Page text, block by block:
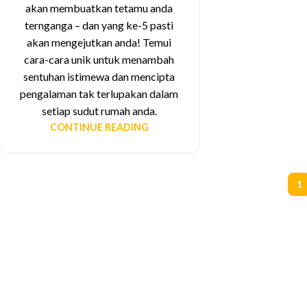
akan membuatkan tetamu anda
ternganga – dan yang ke-5 pasti
akan mengejutkan anda! Temui
cara-cara unik untuk menambah
sentuhan istimewa dan mencipta
pengalaman tak terlupakan dalam
setiap sudut rumah anda.
CONTINUE READING
1